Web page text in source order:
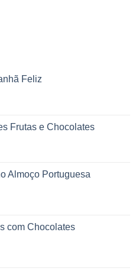
Feliz
Frutas e Chocolates
Almoço Portuguesa
com Chocolates